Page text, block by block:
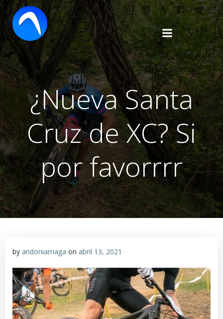
Saltar
al
contenido
¿Nueva Santa
Cruz de XC? Si
por favorrrr
by andoniarriaga on abril 13, 2021